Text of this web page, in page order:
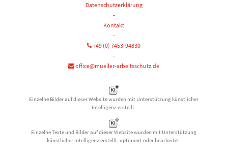
Datenschutzerklärung
-
Kontakt
-
+49 (0) 7453-94830
-
office@mueller-arbeitsschutz.de
Einzelne Bilder auf dieser Website wurden mit Unterstützung künstlicher
Intelligenz erstellt.
Einzelne Texte und Bilder auf dieser Website wurden mit Unterstützung
künstlicher Intelligenz erstellt, optimiert oder bearbeitet.